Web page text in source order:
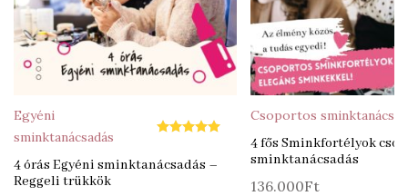
Egyéni
sminktanácsadás
5.00
/ 5
4 órás Egyéni sminktanácsadás –
Reggeli trükkök
Csoportos
4 fős Sminkfortélyok
sminktanácsadás
136.000Ft